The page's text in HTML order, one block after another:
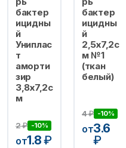
бактер
ицидны
й
Униплас
т
аморти
зир
3,8х7,2с
м
2₽ -10%
от1.8₽
бактер
ицидны
й
2,5х7,2с
м №1
(ткан
белый)
4₽ -10%
от3.6
₽